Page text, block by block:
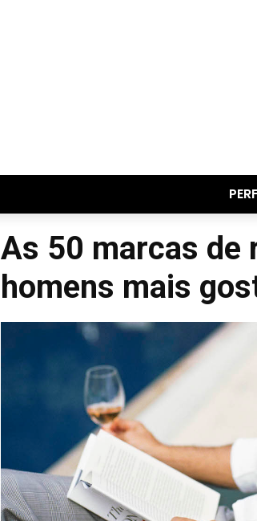
As 50 marcas de
homens mais